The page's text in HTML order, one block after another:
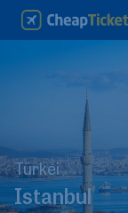
Türkei
Istanbul